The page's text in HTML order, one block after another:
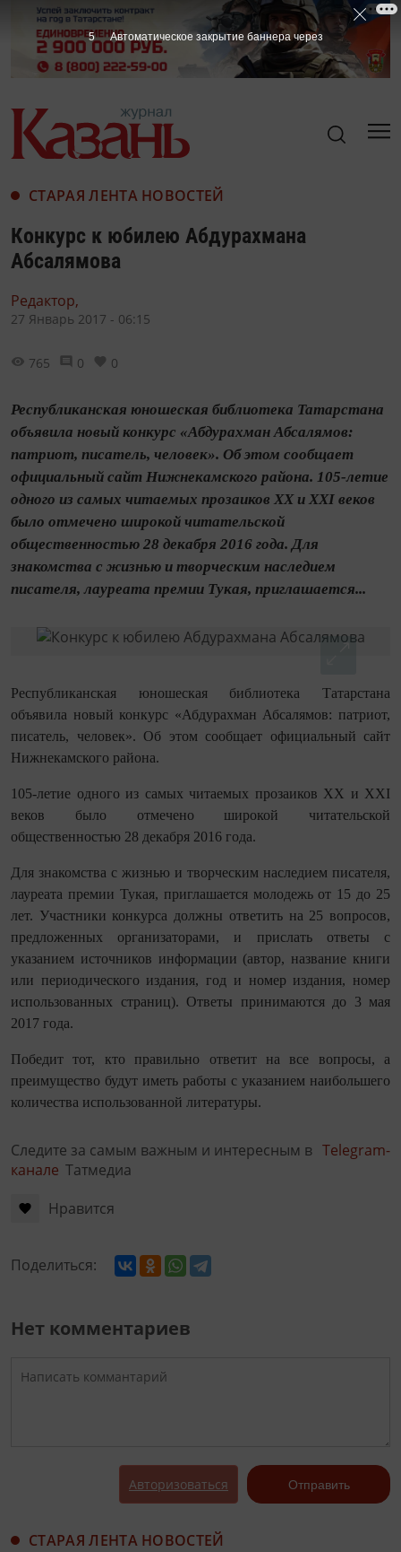
СТАРАЯ ЛЕНТА НОВОСТЕЙ
Конкурс к юбилею Абдурахмана
Абсалямова
Редактор,
27 Январь 2017 - 06:15
765 0 0
Республиканская юношеская библиотека Татарстана
объявила новый конкурс «Абдурахман Абсалямов:
патриот, писатель, человек». Об этом сообщает
официальный сайт Нижнекамского района. 105-летие
одного из самых читаемых прозаиков XX и XXI веков
было отмечено широкой читательской
общественностью 28 декабря 2016 года. Для
знакомства с жизнью и творческим наследием
писателя, лауреата премии Тукая, приглашается...
Республиканская юношеская библиотека Татарстана
объявила новый конкурс «Абдурахман Абсалямов: патриот,
писатель, человек». Об этом сообщает официальный сайт
Нижнекамского района.
105-летие одного из самых читаемых прозаиков XX и XXI
веков было отмечено широкой читательской
общественностью 28 декабря 2016 года.
Для знакомства с жизнью и творческим наследием писателя,
лауреата премии Тукая, приглашается молодежь от 15 до 25
лет. Участники конкурса должны ответить на 25 вопросов,
предложенных организаторами, и прислать ответы с
указанием источников информации (автор, название книги
или периодического издания, год и номер издания, номер
использованных страниц). Ответы принимаются до 3 мая
2017 года.
Победит тот, кто правильно ответит на все вопросы, а
преимущество будут иметь работы с указанием наибольшего
количества использованной литературы.
Следите за самым важным и интересным в Telegram-
канале Татмедиа
Нравится
Поделиться:
Нет комментариев
Авторизоваться Отправить
СТАРАЯ ЛЕНТА НОВОСТЕЙ
4 Автоматическое закрытие баннера через